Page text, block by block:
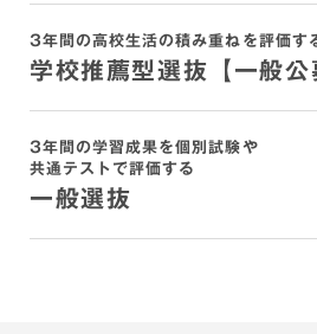
3年間の高校生活の積み重ねを評価す
学校推薦型選抜【一般公
3年間の学習成果を個別試験や
共通テストで評価する
一般選抜